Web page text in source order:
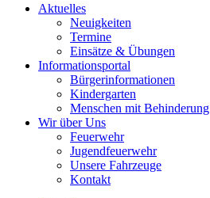
Aktuelles
Neuigkeiten
Termine
Einsätze & Übungen
Informationsportal
Bürgerinformationen
Kindergarten
Menschen mit Behinderung
Wir über Uns
Feuerwehr
Jugendfeuerwehr
Unsere Fahrzeuge
Kontakt